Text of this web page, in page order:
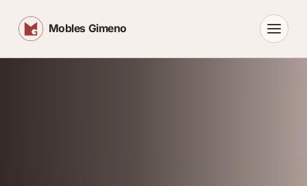
Mobles Gimeno